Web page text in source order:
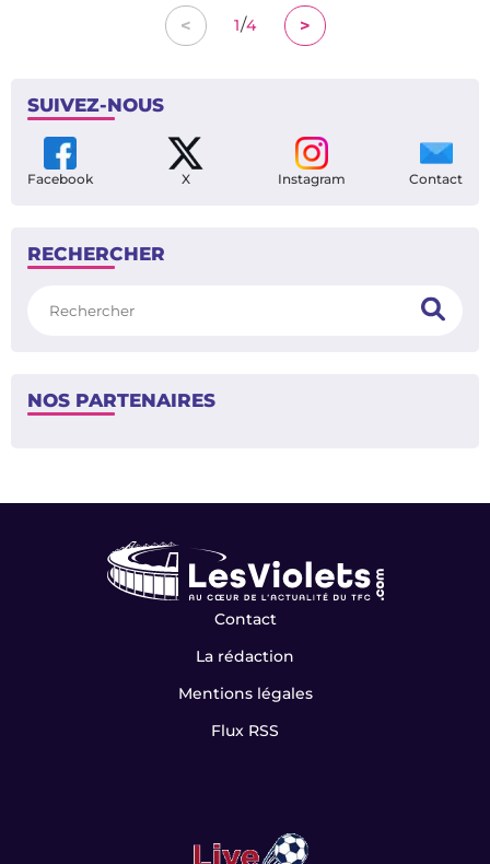
< 1/4 >
SUIVEZ-NOUS
Facebook X Instagram Contact
RECHERCHER
NOS PARTENAIRES
Contact
La rédaction
Mentions légales
Flux RSS